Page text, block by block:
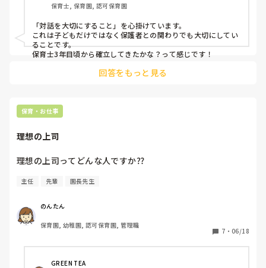
いうことや、やってもらったら「ありがとう」の気持ちを伝
えることで、お互いに気持ちよく感謝の気持ちが連鎖してい
く、ということに気づいていってほしいです。
上司に、「倫理観や保育観が定まらないと、子どもへの言葉
掛けもできないよ」と言っていただき模索しています。たく
分かりますが、時々言い方が強いため泣きそうになり、正
かな、と辛くなります…。
みなさんは、保育観は何年目くらいで持たれましたか？そし
て、どのような保育観ですか？
保育士, 保育園, 認可保育園
「対話を大切にすること」を心掛けています。
これは子どもだけではなく保護者との関わりでも大切にしてい
ることです。
保育士3年目頃から確立してきたかな？って感じです！
回答をもっと見る
保育・お仕事
理想の上司
主任 先輩 園長先生
のんたん
保育園, 幼稚園, 認可保育園, 管理職
7 ・ 06/18
GREEN TEA